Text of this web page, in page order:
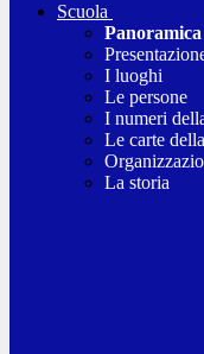
Scuola
Panoramica
I luoghi
Le persone
I numeri
Le carte
La storia